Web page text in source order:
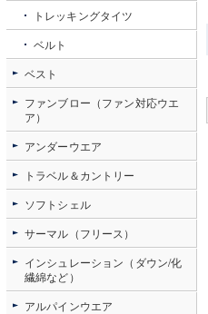
トレッキングタイツ
ベルト
ベスト
ファンブロー（ファン対応ウエ
ア）
アンダーウエア
トラベル＆カントリー
ソフトシェル
サーマル（フリース）
インシュレーション（ダウン/化
繊綿など）
アルパインウエア